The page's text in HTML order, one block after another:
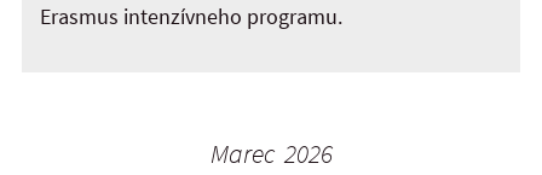
Erasmus intenzívneho programu.
Marec 2026